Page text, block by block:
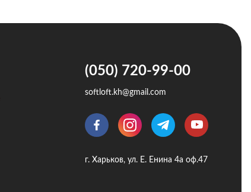
(050) 720-99-00
softloft.kh@gmail.com
г. Харьков, ул. Е. Енина 4а оф.47